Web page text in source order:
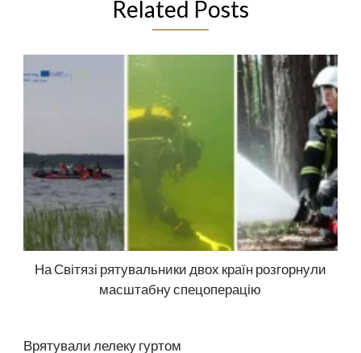
Related Posts
На Світязі рятувальники двох країн розгорнули
масштабну спецоперацію
Врятували лелеку гуртом